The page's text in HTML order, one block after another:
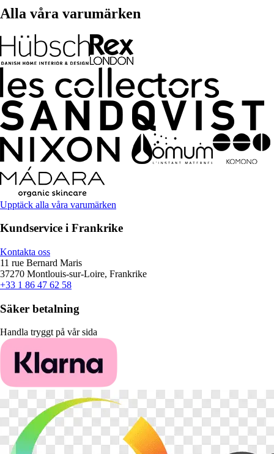
Alla våra varumärken
Upptäck alla våra varumärken
Kundservice i Frankrike
Kontakta oss
11 rue Bernard Maris
37270 Montlouis-sur-Loire, Frankrike
+33 1 86 47 62 58
Säker betalning
Handla tryggt på vår sida